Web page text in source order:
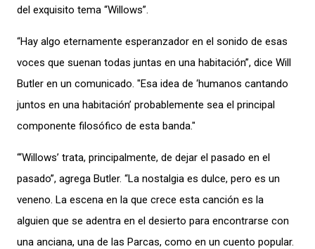
del exquisito tema “Willows”.
“Hay algo eternamente esperanzador en el sonido de esas
voces que suenan todas juntas en una habitación”, dice Will
Butler en un comunicado. "Esa idea de ‘humanos cantando
juntos en una habitación’ probablemente sea el principal
componente filosófico de esta banda."
“‘Willows’ trata, principalmente, de dejar el pasado en el
pasado”, agrega Butler. “La nostalgia es dulce, pero es un
veneno. La escena en la que crece esta canción es la
alguien que se adentra en el desierto para encontrarse con
una anciana, una de las Parcas, como en un cuento popular.